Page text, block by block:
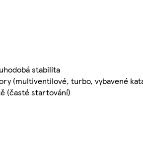
stabilita
(multiventilové, turbo, vybavené
(časté startování)